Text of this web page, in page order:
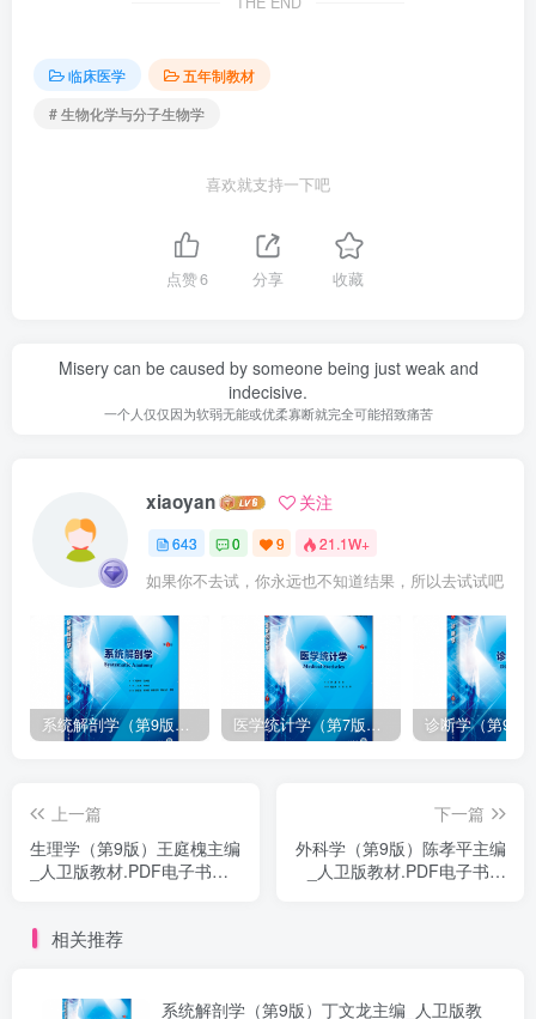
临床医学
五年制教材
# 生物化学与分子生物学
喜欢就支持一下吧
点赞6 分享 收藏
Misery can be caused by someone being just weak and
indecisive.
一个人仅仅因为软弱无能或优柔寡断就完全可能招致痛苦
xiaoyan 关注
643 0 9 21.1W+
如果你不去试，你永远也不知道结果，所以去试试吧
系统解剖学（第9版）丁文龙主编_人卫版教材.PDF电子书下载 医学统计学（第7版）李康主编_人卫版教材.PDF电子书下载
上一篇
生理学（第9版）王庭槐主编
_人卫版教材.PDF电子书下
下一篇
外科学（第9版）陈孝平主编
_人卫版教材.PDF电子书下
相关推荐
系统解剖学（第9版）丁文龙主编_人卫版教